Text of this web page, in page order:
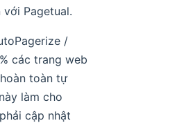
Pagetual.
/
các trang web
toàn tự
làm cho
cập nhật